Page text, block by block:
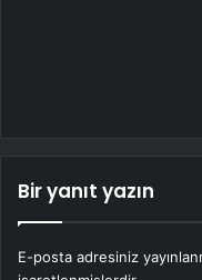
Bir yanıt yazın
E-posta adresiniz